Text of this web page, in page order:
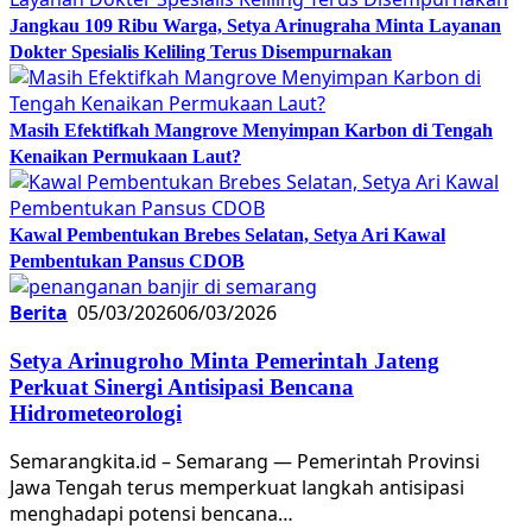
Jangkau 109 Ribu Warga, Setya Arinugraha Minta Layanan
Dokter Spesialis Keliling Terus Disempurnakan
Masih Efektifkah Mangrove Menyimpan Karbon di Tengah
Kenaikan Permukaan Laut?
Kawal Pembentukan Brebes Selatan, Setya Ari Kawal
Pembentukan Pansus CDOB
Berita 05/03/202606/03/2026
Setya Arinugroho Minta Pemerintah Jateng
Perkuat Sinergi Antisipasi Bencana
Hidrometeorologi
Semarangkita.id – Semarang — Pemerintah Provinsi
Jawa Tengah terus memperkuat langkah antisipasi
menghadapi potensi bencana…